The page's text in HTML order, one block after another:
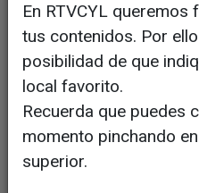
El reto de
niños para su
Los profesores
del currículo que
Gobierno se
En RTVCYL
tus contenidos. Por
posibilidad de que
local favorito.
Recuerda que puedes
momento pinchando
superior.